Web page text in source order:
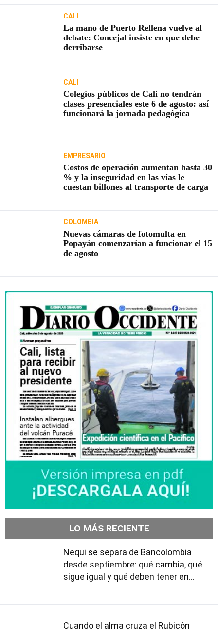
CALI
La mano de Puerto Rellena vuelve al
debate: Concejal insiste en que debe
derribarse
CALI
Colegios públicos de Cali no tendrán
clases presenciales este 6 de agosto: así
funcionará la jornada pedagógica
EMPRESARIO
Costos de operación aumentan hasta 30
% y la inseguridad en las vías le
cuestan billones al transporte de carga
COLOMBIA
Nuevas cámaras de fotomulta en
Popayán comenzarían a funcionar el 15
de agosto
LO MÁS RECIENTE
Nequi se separa de Bancolombia
desde septiembre: qué cambia, qué
sigue igual y qué deben tener en
Cuando el alma cruza el Rubicón